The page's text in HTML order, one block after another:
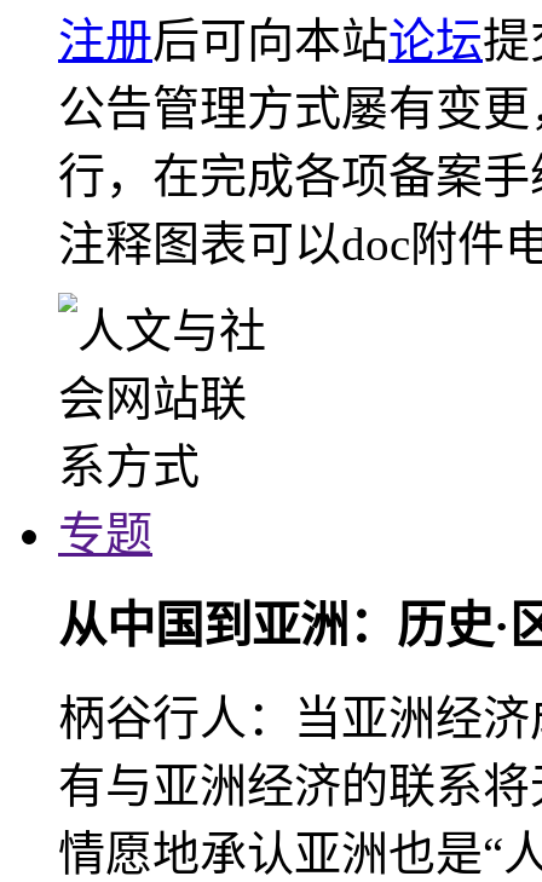
注册后可向本站论坛提
公告管理方式屡有变
行，在完成各项备案
注释图表可以doc附件
专题
从中国到亚洲：历史·
柄谷行人：当亚洲经
有与亚洲经济的联系
情愿地承认亚洲也是“